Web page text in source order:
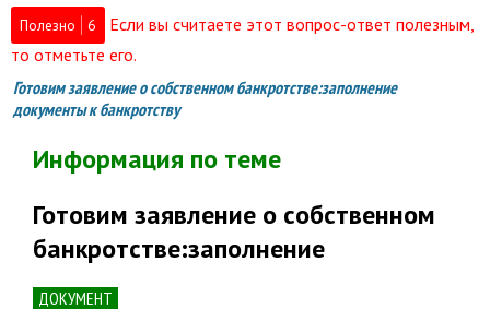
Полезно 6
Если вы считаете этот вопрос-ответ полезным,
то отметьте его.
Готовим заявление о собственном банкротстве:заполнение
документы к банкротству
Информация по теме
Готовим заявление о собственном
банкротстве:заполнение
ДОКУМЕНТ